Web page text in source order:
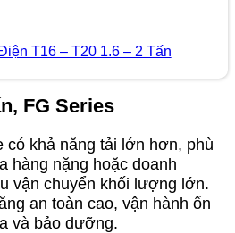
T16 – T20 1.6 – 2 Tấn
FG Series
có khả năng tải lớn hơn, phù
hàng nặng hoặc doanh
vận chuyển khối lượng lớn.
an toàn cao, vận hành ổn
và bảo dưỡng.